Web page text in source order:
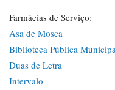
Farmácias de Serviço:
Asa de Mosca
Biblioteca Pública
Duas de Letra
Intervalo